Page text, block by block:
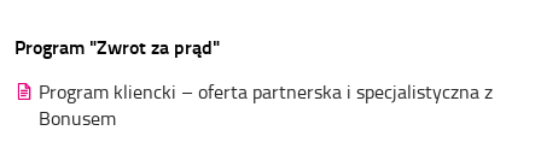
Program "Zwrot za prąd"
Program kliencki – oferta partnerska i specjalistyczna z
Bonusem